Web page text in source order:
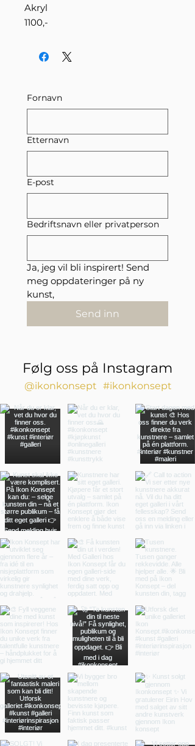
Akryl
1100,-
Fornavn
Etternavn
E-post
Bedriftsnavn eller privatperson
Ja, jeg vil bli inspirert! Send
meg oppdateringer på ny
kunst,
Send inn
Følg oss på Instagram
#ikonkonsept
@ikonkonsept